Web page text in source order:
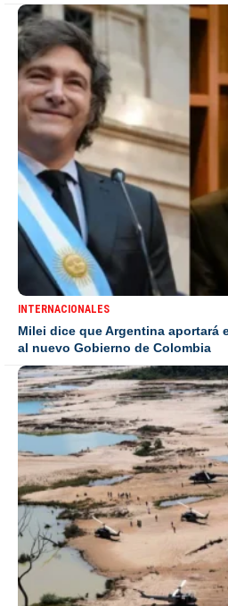
INTERNACIONALES
Milei dice que Argentina aportará
al nuevo Gobierno de Colombia